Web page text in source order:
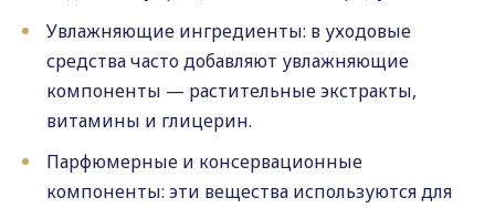
Увлажняющие ингредиенты: в уходовые
средства часто добавляют увлажняющие
компоненты — растительные экстракты,
витамины и глицерин.
Парфюмерные и консервационные
компоненты: эти вещества используются для